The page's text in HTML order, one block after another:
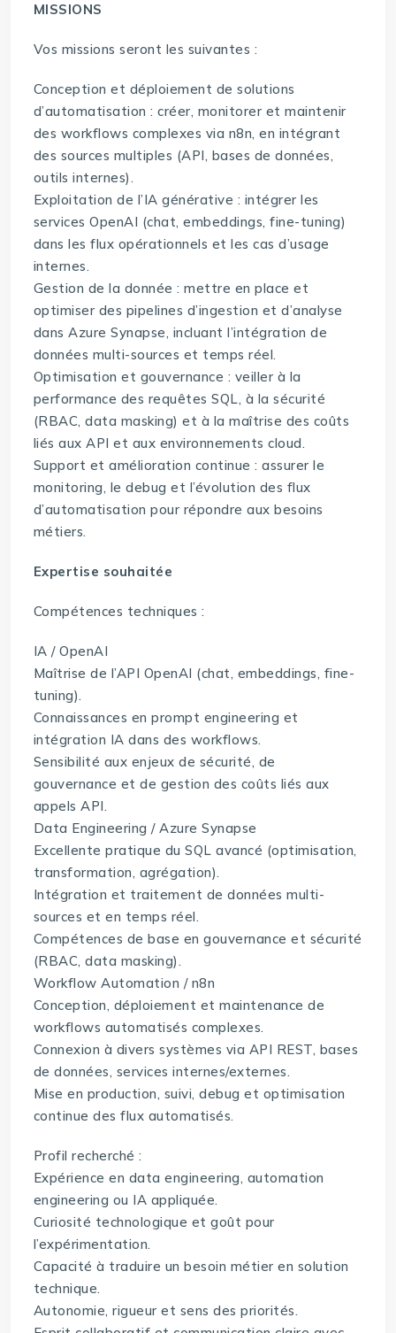
MISSIONS
Vos missions seront les suivantes :
Conception et déploiement de solutions
d’automatisation : créer, monitorer et maintenir
des workflows complexes via n8n, en intégrant
des sources multiples (API, bases de données,
outils internes).
Exploitation de l’IA générative : intégrer les
services OpenAI (chat, embeddings, fine-tuning)
dans les flux opérationnels et les cas d’usage
internes.
Gestion de la donnée : mettre en place et
optimiser des pipelines d’ingestion et d’analyse
dans Azure Synapse, incluant l’intégration de
données multi-sources et temps réel.
Optimisation et gouvernance : veiller à la
performance des requêtes SQL, à la sécurité
(RBAC, data masking) et à la maîtrise des coûts
liés aux API et aux environnements cloud.
Support et amélioration continue : assurer le
monitoring, le debug et l’évolution des flux
d’automatisation pour répondre aux besoins
métiers.
Expertise souhaitée
Compétences techniques :
IA / OpenAI
Maîtrise de l’API OpenAI (chat, embeddings, fine-
tuning).
Connaissances en prompt engineering et
intégration IA dans des workflows.
Sensibilité aux enjeux de sécurité, de
gouvernance et de gestion des coûts liés aux
appels API.
Data Engineering / Azure Synapse
Excellente pratique du SQL avancé (optimisation,
transformation, agrégation).
Intégration et traitement de données multi-
sources et en temps réel.
Compétences de base en gouvernance et sécurité
(RBAC, data masking).
Workflow Automation / n8n
Conception, déploiement et maintenance de
workflows automatisés complexes.
Connexion à divers systèmes via API REST, bases
de données, services internes/externes.
Mise en production, suivi, debug et optimisation
continue des flux automatisés.
Profil recherché :
Expérience en data engineering, automation
engineering ou IA appliquée.
Curiosité technologique et goût pour
l’expérimentation.
Capacité à traduire un besoin métier en solution
technique.
Autonomie, rigueur et sens des priorités.